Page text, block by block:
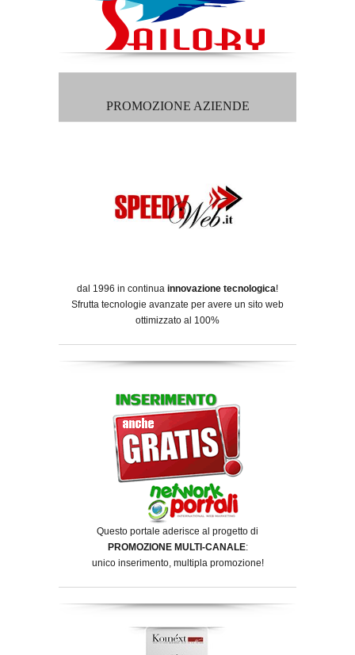
PROMOZIONE AZIENDE
dal 1996 in continua innovazione tecnologica!
Sfrutta tecnologie avanzate per avere un sito web
ottimizzato al 100%
Questo portale aderisce al progetto di
PROMOZIONE MULTI-CANALE:
unico inserimento, multipla promozione!